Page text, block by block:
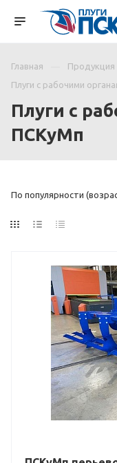
Главная Продукция
Плуги с рабочими
Плуги с
ПСКуМп
По популярности